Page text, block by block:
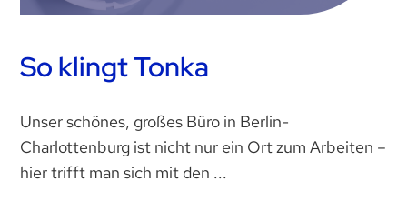
So klingt Tonka
Unser schönes, großes Büro in Berlin-
Charlottenburg ist nicht nur ein Ort zum Arbeiten –
hier trifft man sich mit den ...